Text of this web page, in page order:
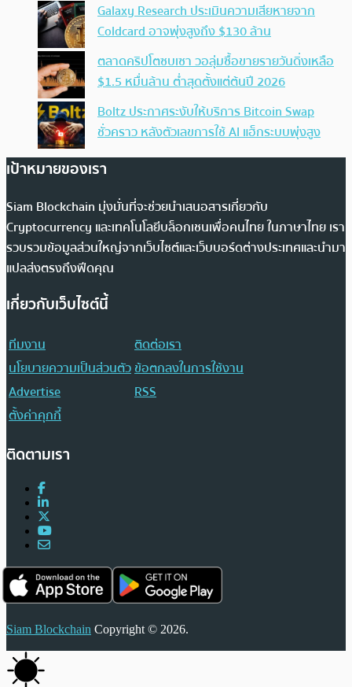
Galaxy Research ประเมินความเสียหายจาก
Coldcard อาจพุ่งสูงถึง $130 ล้าน
ตลาดคริปโตซบเซา วอลุ่มซื้อขายรายวันดิ่งเหลือ
$1.5 หมื่นล้าน ต่ำสุดตั้งแต่ต้นปี 2026
Boltz ประกาศระงับให้บริการ Bitcoin Swap
ชั่วคราว หลังตัวเลขการใช้ AI แฮ็กระบบพุ่งสูง
เป้าหมายของเรา
Siam Blockchain มุ่งมั่นที่จะช่วยนำเสนอสารเกี่ยวกับ
Cryptocurrency และเทคโนโลยีบล็อกเชนเพื่อคนไทย ในภาษาไทย เรา
รวบรวมข้อมูลส่วนใหญ่จากเว็บไซต์และเว็บบอร์ดต่างประเทศและนำมา
แปลส่งตรงถึงฟีดคุณ
เกี่ยวกับเว็บไซต์นี้
ทีมงาน
ติดต่อเรา
นโยบายความเป็นส่วนตัวข้อตกลงในการใช้งาน
Advertise
RSS
ตั้งค่าคุกกี้
ติดตามเรา
Siam Blockchain Copyright © 2026.